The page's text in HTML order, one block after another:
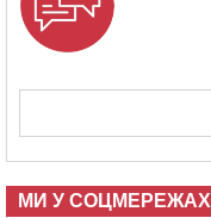
МИ У СОЦМЕРЕЖАХ